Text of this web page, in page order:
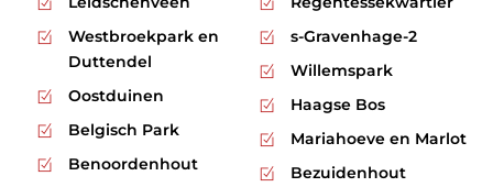
Westbroekpark en
Duttendel
Oostduinen
Belgisch Park
Benoordenhout
s-Gravenhage-2
Willemspark
Haagse Bos
Mariahoeve en Marlot
Bezuidenhout